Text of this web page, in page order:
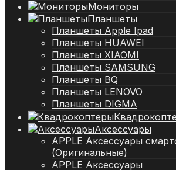
Мониторы
Планшеты
Планшеты Apple Ipad
Планшеты HUAWEI
Планшеты XIAOMI
Планшеты SAMSUNG
Планшеты BQ
Планшеты LENOVO
Планшеты DIGMA
Аксессуары
APPLE Аксессуары
(Оригинальные)
APPLE Аксессуары